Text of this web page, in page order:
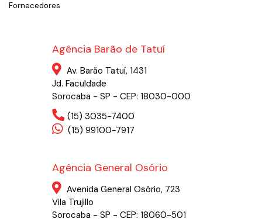
Fornecedores
Agência Barão de Tatuí
Av. Barão Tatuí, 1431
Jd. Faculdade
Sorocaba - SP - CEP: 18030-000
(15) 3035-7400
(15) 99100-7917
Agência General Osório
Avenida General Osório, 723
Vila Trujillo
Sorocaba - SP - CEP: 18060-501